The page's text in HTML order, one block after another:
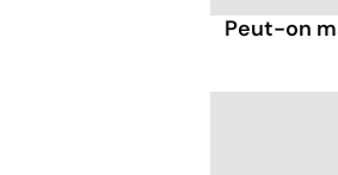
Peut-on